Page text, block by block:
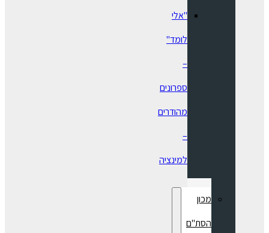
"אלי
לומד"
–
ספרונים
מהודרים
–
למינציה
מכון
הסת"ם